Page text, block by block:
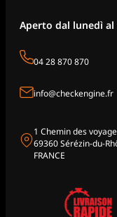
Aperto dal lunedì al
04 28 870 870
info@checkengine.fr
1 Chemin des
69360 Sérézin-du-
FRANCE